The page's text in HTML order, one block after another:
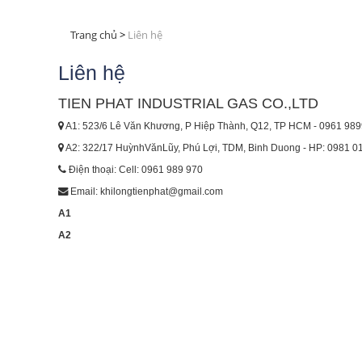
Trang chủ Liên hệ
Liên hệ
TIEN PHAT INDUSTRIAL GAS CO.,LTD
A1: 523/6 Lê Văn Khương, P Hiệp Thành, Q12, TP HCM - 0961
A2: 322/17 HuỳnhVănLũy, Phú Lợi, TDM, Binh Duong - HP: 0981
Điện thoại: Cell: 0961 989 970
Email: khilongtienphat@gmail.com
A1
A2